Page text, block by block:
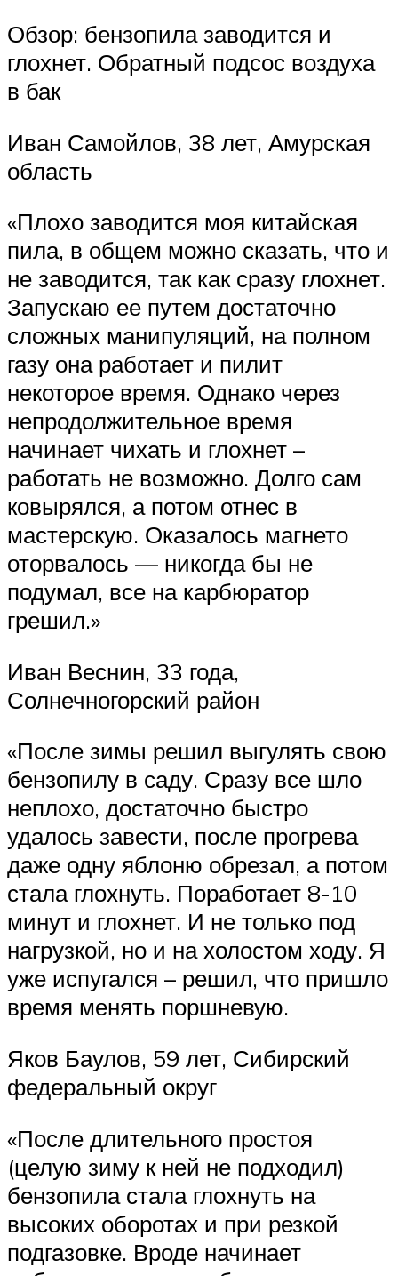
Обзор: бензопила заводится и
глохнет. Обратный подсос воздуха
в бак
Иван Самойлов, 38 лет, Амурская
область
«Плохо заводится моя китайская
пила, в общем можно сказать, что и
не заводится, так как сразу глохнет.
Запускаю ее путем достаточно
сложных манипуляций, на полном
газу она работает и пилит
некоторое время. Однако через
непродолжительное время
начинает чихать и глохнет –
работать не возможно. Долго сам
ковырялся, а потом отнес в
мастерскую. Оказалось магнето
оторвалось — никогда бы не
подумал, все на карбюратор
грешил.»
Иван Веснин, 33 года,
Солнечногорский район
«После зимы решил выгулять свою
бензопилу в саду. Сразу все шло
неплохо, достаточно быстро
удалось завести, после прогрева
даже одну яблоню обрезал, а потом
стала глохнуть. Поработает 8-10
минут и глохнет. И не только под
нагрузкой, но и на холостом ходу. Я
уже испугался – решил, что пришло
время менять поршневую.
Яков Баулов, 59 лет, Сибирский
федеральный округ
«После длительного простоя
(целую зиму к ней не подходил)
бензопила стала глохнуть на
высоких оборотах и при резкой
подгазовке. Вроде начинает